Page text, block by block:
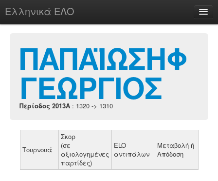
Ελληνικά ΕΛΟ
chesstu.be @ discord
Login
ΠΑΠΑΪΩΣΗΦ
ΓΕΩΡΓΙΟΣ
Περίοδος 2013A : 1320 -> 1310
Τουρνουά
Σκορ
(σε
αξιολογημένες
παρτίδες)
ELO
αντιπάλων
Μεταβολή ή
Απόδοση